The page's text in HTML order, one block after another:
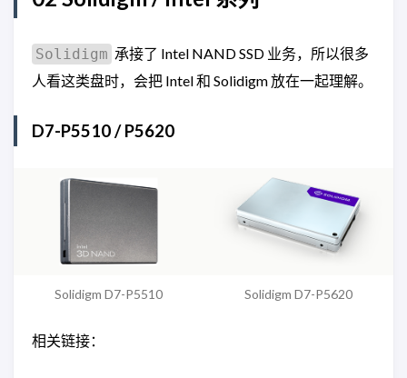
Solidigm 承接了 Intel NAND SSD 业务，所以很多
人看这类盘时，会把 Intel 和 Solidigm 放在一起理解。
D7-P5510 / P5620
Solidigm D7-P5510 Solidigm D7-P5620
相关链接：